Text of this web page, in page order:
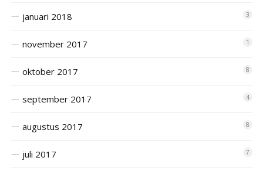
januari 2018 3
november 2017 1
oktober 2017 8
september 2017 4
augustus 2017 8
juli 2017 7